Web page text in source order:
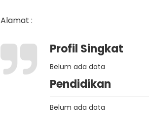
Alamat :
Profil Singkat
Belum ada data
Pendidikan
Belum ada data